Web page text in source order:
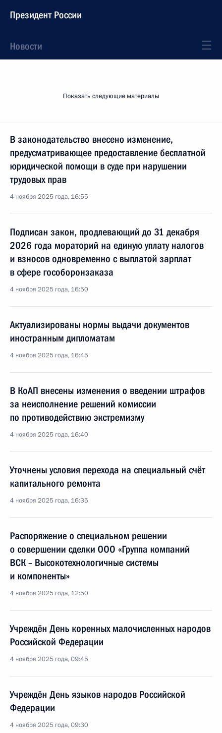
Президент России
Новости
Показать следующие материалы
В законодательство внесено изменение,
предусматривающее предоставление бесплатной
юридической помощи в суде при нарушении
трудовых прав
4 ноября 2025 года, 16:55
Подписан закон, продлевающий до 31 декабря
2026 года мораторий на единую уплату налогов
и взносов одновременно с выплатой зарплат
в сфере гособоронзаказа
4 ноября 2025 года, 16:50
Актуализированы нормы выдачи документов
иностранным дипломатам
4 ноября 2025 года, 16:45
В КоАП внесены изменения о введении штрафов
за неисполнение решений комиссии
по противодействию экстремизму
4 ноября 2025 года, 16:40
Уточнены условия перехода на специальный счёт
капитального ремонта
4 ноября 2025 года, 16:35
Распоряжение о специальном решении
о совершении сделки ООО «Группа компаний
ВСК – Высокотехнологичные системы
и компоненты»
4 ноября 2025 года, 12:50
Учреждён День коренных малочисленных народов
Российской Федерации
4 ноября 2025 года, 09:45
Учреждён День языков народов Российской
Федерации
4 ноября 2025 года, 09:30